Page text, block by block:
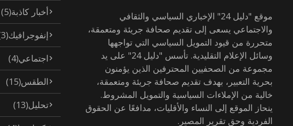
موقع "دليل 24" الإخباري السياسي والثقافي
والاجتماعي يسعى إلى تقديم صحافة جريئة ومتعمقة،
متحررة من قيود التمويل السياسي التي تواجهها
وسائل الإعلام التقليدية. تأسس "دليل 24" على يد
مجموعة من الصحفيين المحترفين الذين يؤمنون
بحرية التعبير، بهدف تقديم صحافة جريئة ومتعمقة،
خالية من الإملاءات السياسية والتمويل المشروط.
ينحاز الموقع إلى النساء والأقليات، مدافعًا عن الحقوق
الفردية وحق تقرير المصير.
أخبار كاذبة(5)
إنفوجرافيك(3)
اجتماعي(4)
الطقس(15)
تحليل(13)